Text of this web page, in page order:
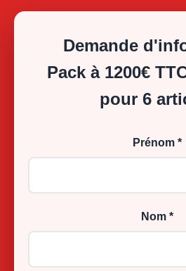
Demande
Pack à 1200€
pour 6
Prénom *
Nom *